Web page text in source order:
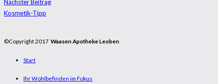
Nächster Beitrag
Kosmetik-Tipp
©Copyright 2017 Waasen Apotheke Leoben
Start
Ihr Wohlbefinden im Fokus